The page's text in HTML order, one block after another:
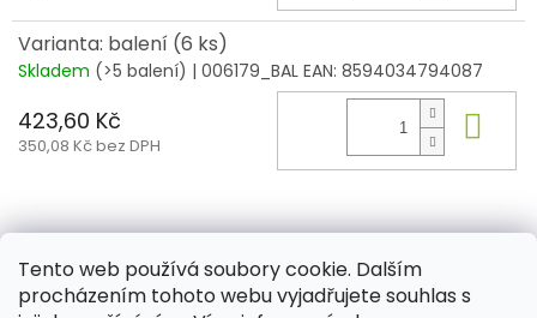
Tento web používá soubory cookie. Dalším
procházením tohoto webu vyjadřujete souhlas s
Varianta: balení (6 ks)
Skladem (>5 balení) | 006179_BAL EAN: 8594034794087
423,60 Kč
350,08 Kč bez DPH
Z
Aktuality Kamenné prodejny Kosmetika Provita